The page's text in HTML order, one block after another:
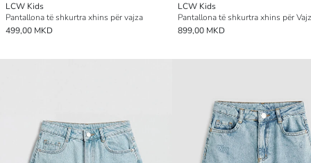
LCW Kids
Pantallona të shkurtra xhins për vajza
499,00 MKD
LCW Kids
899,00 MKD